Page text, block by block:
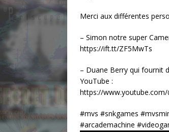
Merci aux différentes
– Simon notre super
https://ift.tt/ZF5MwTs
– Duane Berry qui fournit
YouTube :
https://www.youtube.com/
#mvs #snkgames
#arcademachine